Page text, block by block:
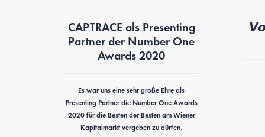
CAPTRACE als Presenting
Partner der Number One
Awards 2020
Es war uns eine sehr große Ehre als
Presenting Partner die Number One Awards
2020 für die Besten der Besten am Wiener
Kapitalmarkt vergeben zu dürfen.